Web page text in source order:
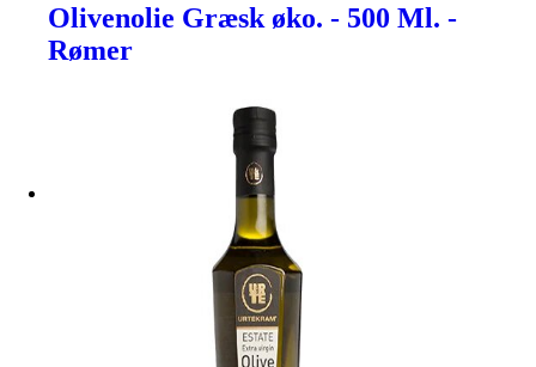
Olivenolie Græsk øko. - 500 Ml. -
Rømer